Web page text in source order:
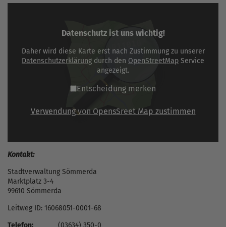
Datenschutz ist uns wichtig!
Daher wird diese Karte erst nach Zustimmung zu unserer
Datenschutzerklärung durch den OpenStreetMap Service
angezeigt.
Entscheidung merken
Verwendung von OpensSreet Map zustimmen
Kontakt:
Stadtverwaltung Sömmerda
Marktplatz 3-4
99610 Sömmerda
Leitweg ID: 16068051-0001-68
Telefon:
(03634) 350-0